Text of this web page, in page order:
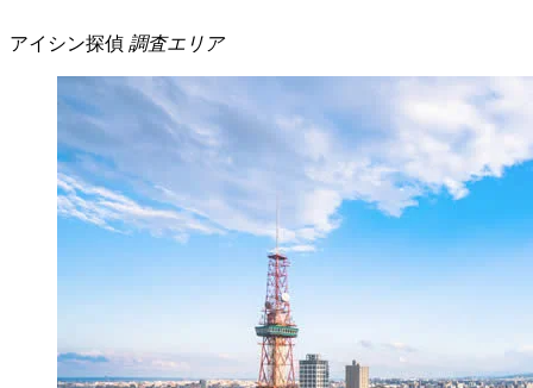
アイシン探偵 調査エリア